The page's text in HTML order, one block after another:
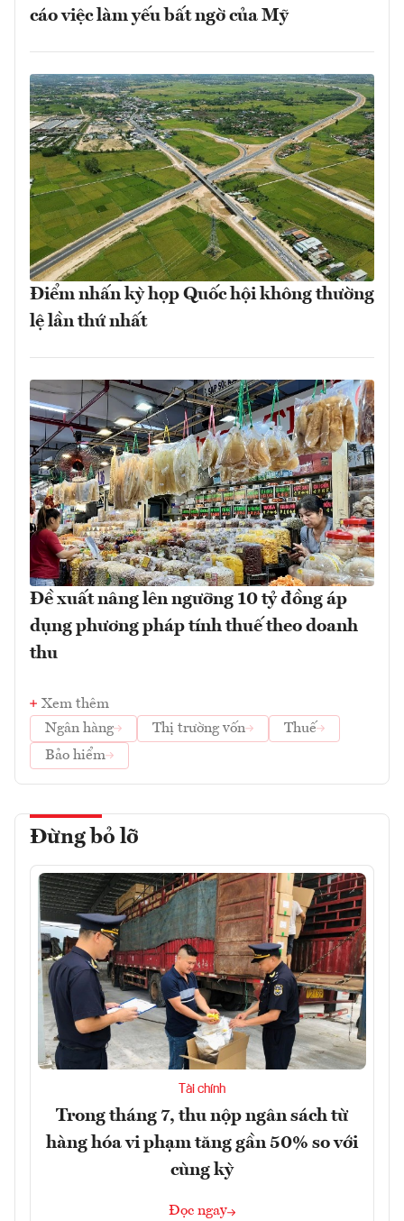
cáo việc làm yếu bất ngờ của Mỹ
Điểm nhấn kỳ họp Quốc hội không thường
lệ lần thứ nhất
Đề xuất nâng lên ngưỡng 10 tỷ đồng áp
dụng phương pháp tính thuế theo doanh
thu
Xem thêm
Ngân hàng
Thị trường vốn
Thuế
Bảo hiểm
Đừng bỏ lỡ
Tài chính
Trong tháng 7, thu nộp ngân sách từ
hàng hóa vi phạm tăng gần 50% so với
cùng kỳ
Đọc ngay